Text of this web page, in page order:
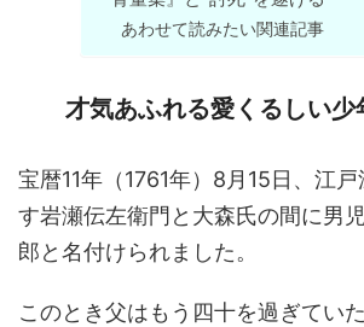
あわせて読みたい関連記事
才気あふれる愛くるしい少
宝暦11年（1761年）8月15日、江
す岩瀬伝左衛門と大森氏の間に男
郎と名付けられました。
このとき父はもう四十を過ぎてい